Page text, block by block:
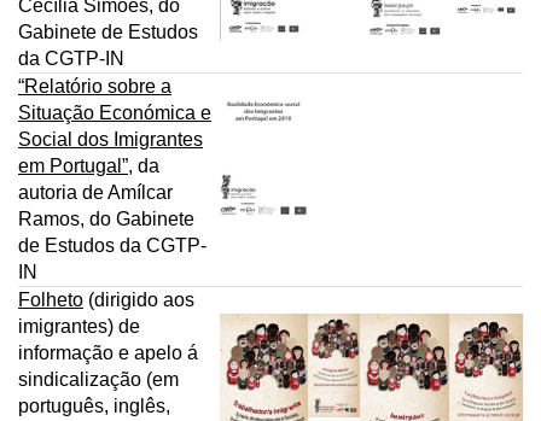
Cecília Simões, do
Gabinete de Estudos
da CGTP-IN
“Relatório sobre a
Situação Económica e
Social dos Imigrantes
em Portugal”, da
autoria de Amílcar
Ramos, do Gabinete
de Estudos da CGTP-
IN
Folheto (dirigido aos
imigrantes) de
informação e apelo á
sindicalização (em
português, inglês,